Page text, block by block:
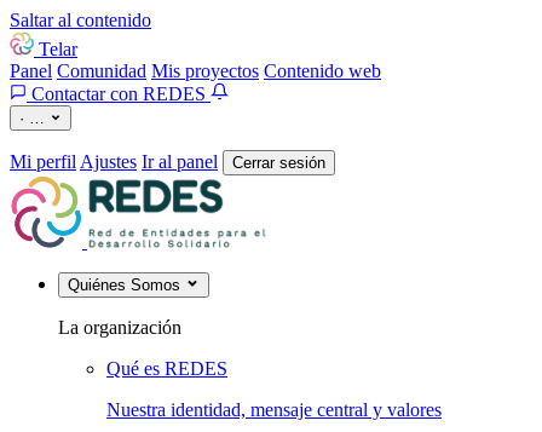
Saltar al contenido
Telar
Panel Comunidad Mis proyectos Contenido web
Contactar con REDES
· …
Mi perfil Ajustes Ir al panel Cerrar sesión
Quiénes Somos
La organización
Qué es REDES
Nuestra identidad, mensaje central y valores